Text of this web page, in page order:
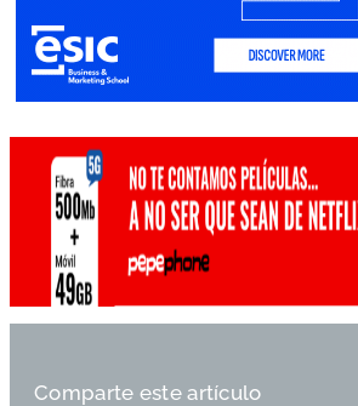
Comparte este artículo